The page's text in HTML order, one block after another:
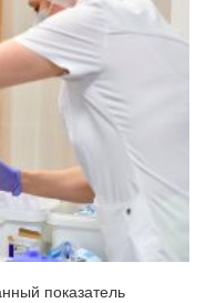
показатель